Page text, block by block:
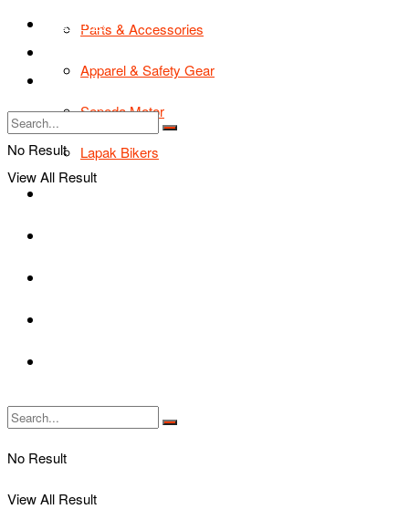
Parts & Accessories
Apparel & Safety Gear
Sepeda Motor
Lapak Bikers
No Result
View All Result
TIPS & TRIK
Tentang Kami
No Result
View All Result